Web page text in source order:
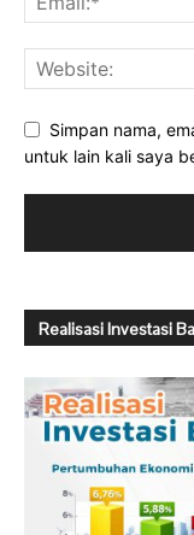
Simpan nama,
untuk lain kali saya
Realisasi Investasi